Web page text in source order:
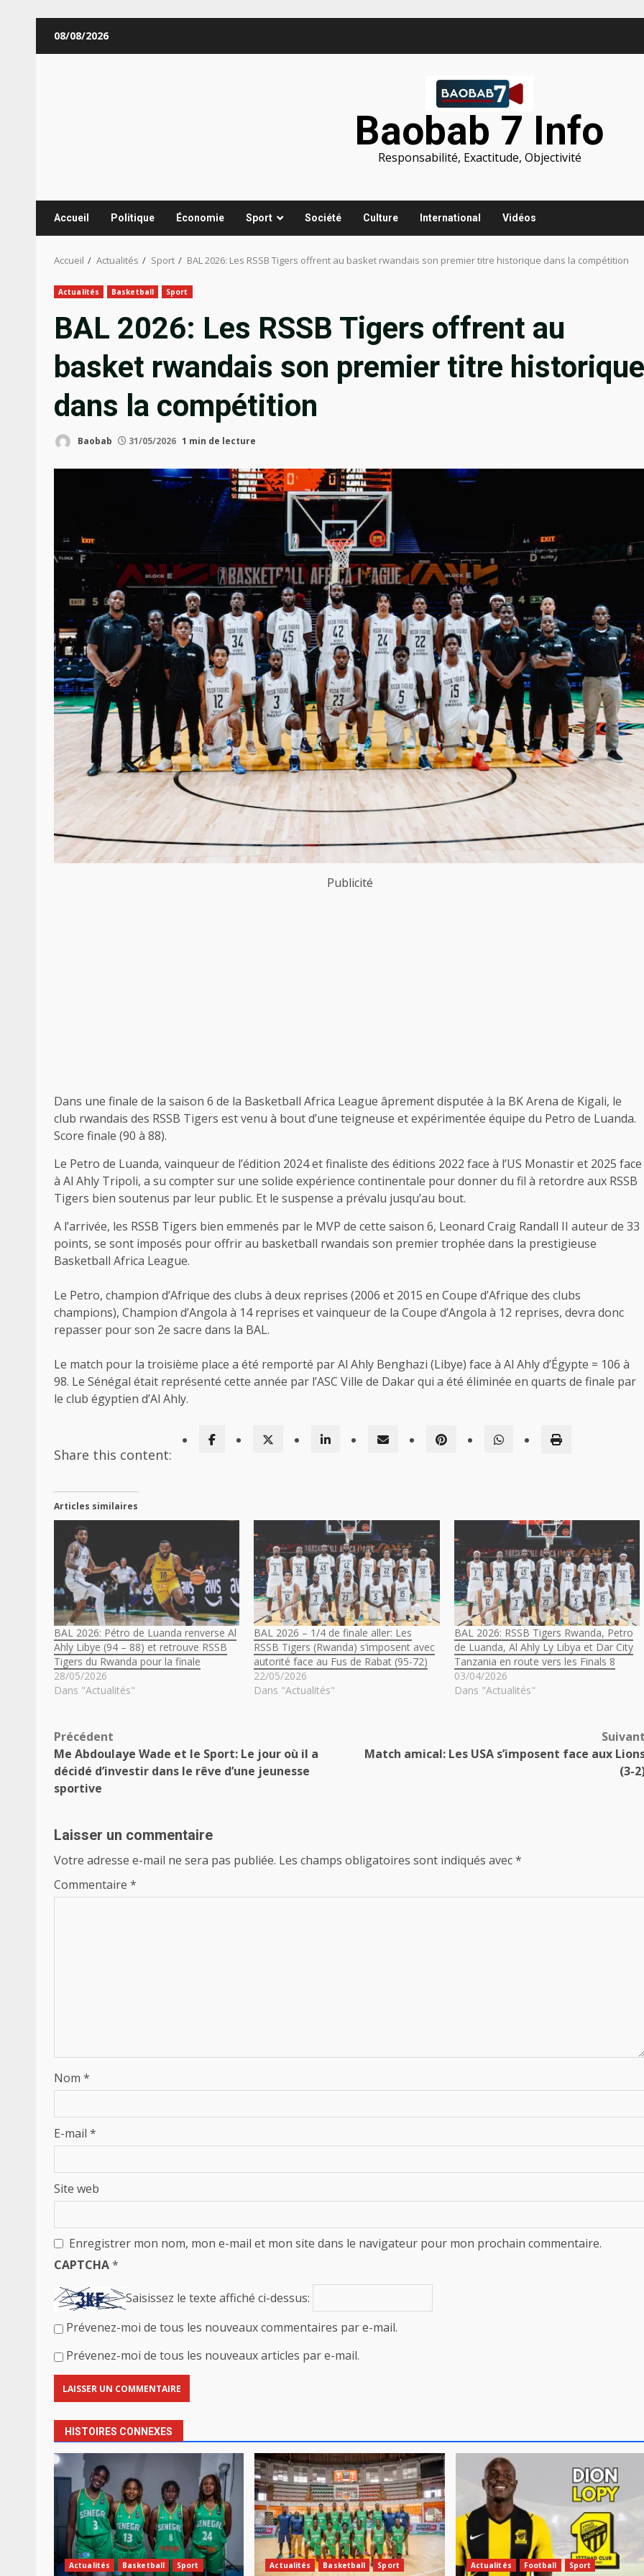
08/08/2026
Baobab 7 Info
Responsabilité, Exactitude, Objectivité
Accueil Politique Économie Sport Société Culture International Vidéos
Accueil Actualités Sport BAL 2026: Les RSSB Tigers offrent au basket rwandais son premier titre historique dans la compétition
Actualités Basketball Sport
BAL 2026: Les RSSB Tigers offrent au
basket rwandais son premier titre historique
dans la compétition
Baobab 31/05/2026 1 min de lecture
Publicité
Dans une finale de la saison 6 de la Basketball Africa League âprement disputée à la BK Arena de Kigali, le
club rwandais des RSSB Tigers est venu à bout d’une teigneuse et expérimentée équipe du Petro de Luanda.
Score finale (90 à 88).
Le Petro de Luanda, vainqueur de l’édition 2024 et finaliste des éditions 2022 face à l’US Monastir et 2025 face
à Al Ahly Tripoli, a su compter sur une solide expérience continentale pour donner du fil à retordre aux RSSB
Tigers bien soutenus par leur public. Et le suspense a prévalu jusqu’au bout.
A l’arrivée, les RSSB Tigers bien emmenés par le MVP de cette saison 6, Leonard Craig Randall II auteur de 33
points, se sont imposés pour offrir au basketball rwandais son premier trophée dans la prestigieuse
Basketball Africa League.
‎Le Petro, champion d’Afrique des clubs à deux reprises (2006 et 2015 en Coupe d’Afrique des clubs
champions), Champion d’Angola à 14 reprises et vainqueur de la Coupe d’Angola à 12 reprises, devra donc
repasser pour son 2e sacre dans la BAL.
‎Le match pour la troisième place a été remporté par Al Ahly Benghazi (Libye) face à Al Ahly d’Égypte = 106 à
98. Le Sénégal était représenté cette année par l’ASC Ville de Dakar qui a été éliminée en quarts de finale par
le club égyptien d’Al Ahly.
Share this content:
Articles similaires
BAL 2026: Pétro de Luanda renverse Al
Ahly Libye (94 – 88) et retrouve RSSB
Tigers du Rwanda pour la finale
28/05/2026
Dans "Actualités"
BAL 2026 – 1/4 de finale aller: Les
RSSB Tigers (Rwanda) s’imposent avec
autorité face au Fus de Rabat (95-72)
22/05/2026
Dans "Actualités"
BAL 2026: RSSB Tigers Rwanda, Petro
de Luanda, Al Ahly Ly Libya et Dar City
Tanzania en route vers les Finals 8
03/04/2026
Dans "Actualités"
Navigation
d’article
Précédent
Me Abdoulaye Wade et le Sport: Le jour où il a
décidé d’investir dans le rêve d’une jeunesse
sportive
Suivant
Match amical: Les USA s’imposent face aux
(3-
Laisser un commentaire
Votre adresse e-mail ne sera pas publiée. Les champs obligatoires sont indiqués avec*
Commentaire *
Nom *
E-mail *
Site web
Enregistrer mon nom, mon e-mail et mon site dans le navigateur pour mon prochain commentaire.
CAPTCHA*
Saisissez le texte affiché ci-dessus:
Prévenez-moi de tous les nouveaux commentaires par e-mail.
Prévenez-moi de tous les nouveaux articles par e-mail.
HISTOIRES CONNEXES
Actualités Basketball Sport Actualités Basketball Sport Actualités Football Sport